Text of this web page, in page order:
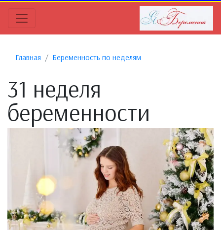
Главная Беременность по неделям
31 неделя
беременности